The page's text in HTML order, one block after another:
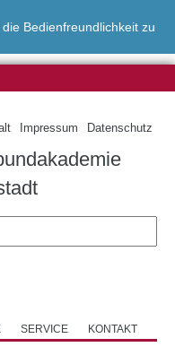
Bedienfreundlichkeit zu
Impressum Datenschutz
SERVICE KONTAKT